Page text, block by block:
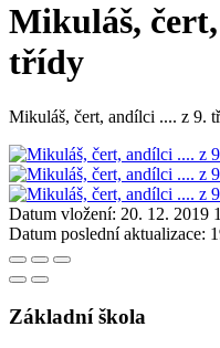
Mikuláš,
třídy
Mikuláš, čert, andílci .... z 9.
Datum vložení: 20. 12. 2019
Datum poslední aktualizace:
Základní škola